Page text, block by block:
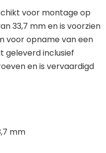
voor montage op
33,7 mm en is voorzien
voor opname van een
geleverd inclusief
en is vervaardigd
mm